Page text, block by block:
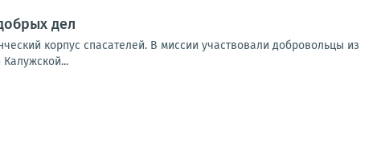
дел
корпус спасателей. В миссии участвовали добровольцы из
Калужской...